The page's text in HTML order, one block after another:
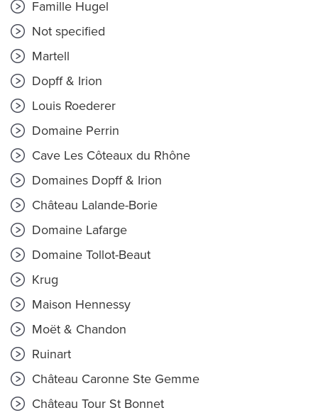
Famille Hugel
Not specified
Martell
Dopff & Irion
Louis Roederer
Domaine Perrin
Cave Les Côteaux du Rhône
Domaines Dopff & Irion
Château Lalande-Borie
Domaine Lafarge
Domaine Tollot-Beaut
Krug
Maison Hennessy
Moët & Chandon
Ruinart
Château Caronne Ste Gemme
Château Tour St Bonnet